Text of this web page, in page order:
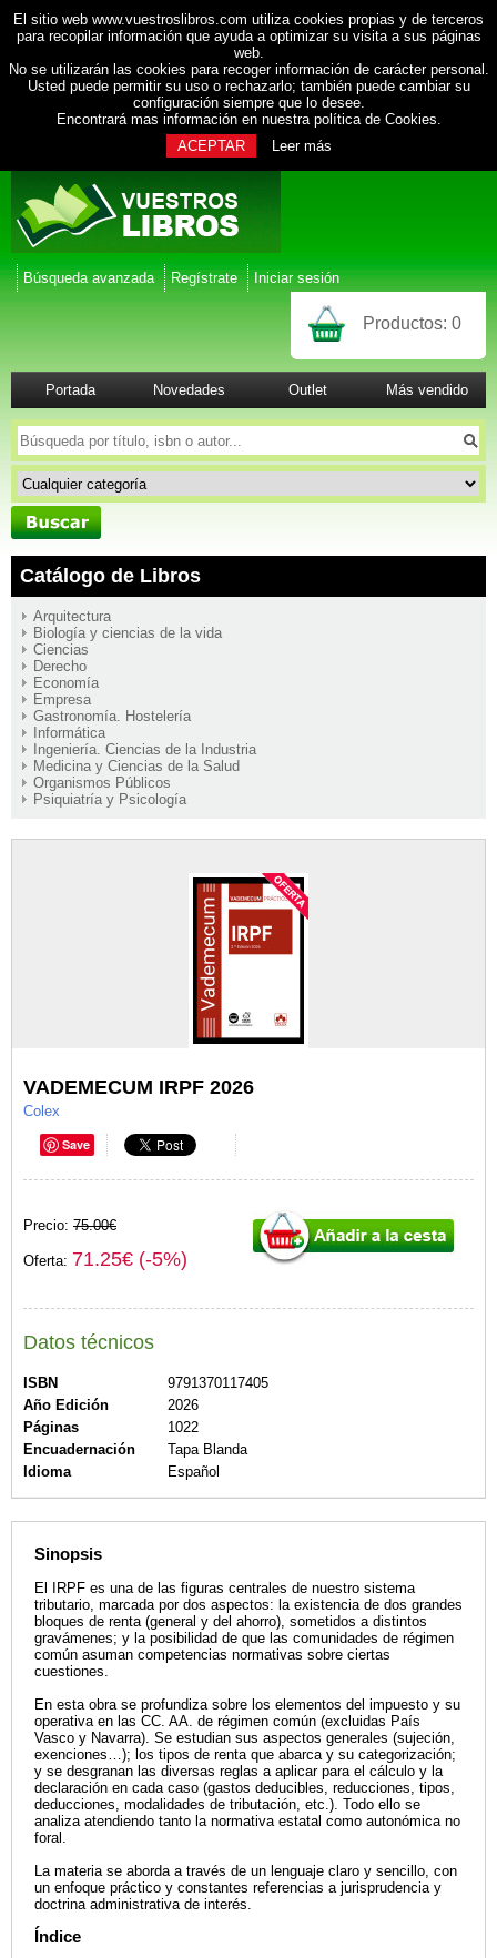
El sitio web www.vuestroslibros.com utiliza cookies propias y de terceros
para recopilar información que ayuda a optimizar su visita a sus páginas
web.
No se utilizarán las cookies para recoger información de carácter personal.
Usted puede permitir su uso o rechazarlo; también puede cambiar su
configuración siempre que lo desee.
Encontrará mas información en nuestra política de Cookies.
ACEPTAR
Leer más
Búsqueda avanzada Regístrate Iniciar sesión
Productos: 0
Portada Novedades Outlet Más vendido
Catálogo de Libros
Arquitectura
Biología y ciencias de la vida
Ciencias
Derecho
Economía
Empresa
Gastronomía. Hostelería
Informática
Ingeniería. Ciencias de la Industria
Medicina y Ciencias de la Salud
Organismos Públicos
Psiquiatría y Psicología
VADEMECUM IRPF 2026
Colex
Save
Precio: 75.00€
Oferta: 71.25€ (-5%)
Datos técnicos
ISBN
9791370117405
Año Edición
2026
Páginas
1022
Encuadernación
Tapa Blanda
Idioma
Español
Sinopsis
El IRPF es una de las figuras centrales de nuestro sistema
tributario, marcada por dos aspectos: la existencia de dos grandes
bloques de renta (general y del ahorro), sometidos a distintos
gravámenes; y la posibilidad de que las comunidades de régimen
común asuman competencias normativas sobre ciertas
cuestiones.
En esta obra se profundiza sobre los elementos del impuesto y su
operativa en las CC. AA. de régimen común (excluidas País
Vasco y Navarra). Se estudian sus aspectos generales (sujeción,
exenciones…); los tipos de renta que abarca y su categorización;
y se desgranan las diversas reglas a aplicar para el cálculo y la
declaración en cada caso (gastos deducibles, reducciones, tipos,
deducciones, modalidades de tributación, etc.). Todo ello se
analiza atendiendo tanto la normativa estatal como autonómica no
foral.
La materia se aborda a través de un lenguaje claro y sencillo, con
un enfoque práctico y constantes referencias a jurisprudencia y
doctrina administrativa de interés.
Índice